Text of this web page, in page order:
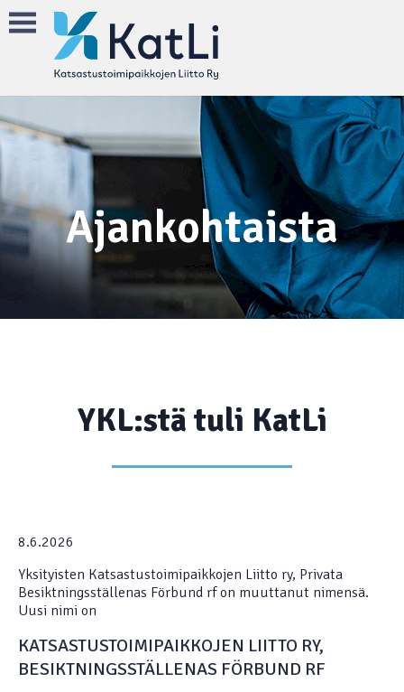
Ajankohtaista
YKL:stä tuli KatLi
8.6.2026
Yksityisten Katsastustoimipaikkojen Liitto ry, Privata
Besiktningsställenas Förbund rf on muuttanut nimensä.
Uusi nimi on
KATSASTUSTOIMIPAIKKOJEN LIITTO RY,
BESIKTNINGSSTÄLLENAS FÖRBUND RF